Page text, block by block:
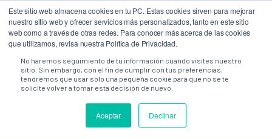
Este sitio web almacena cookies en tu PC. Estas cookies sirven para mejorar
nuestro sitio web y ofrecer servicios más personalizados, tanto en este sitio
web como a través de otras redes. Para conocer más acerca de las cookies
que utilizamos, revisa nuestra Política de Privacidad.
No haremos seguimiento de tu información cuando visites nuestro
sitio. Sin embargo, con el fin de cumplir con tus preferencias,
tendremos que usar solo una pequeña cookie para que no se te
solicite volver a tomar esta decisión de nuevo.
Aceptar Declinar
0
MI CUENTA